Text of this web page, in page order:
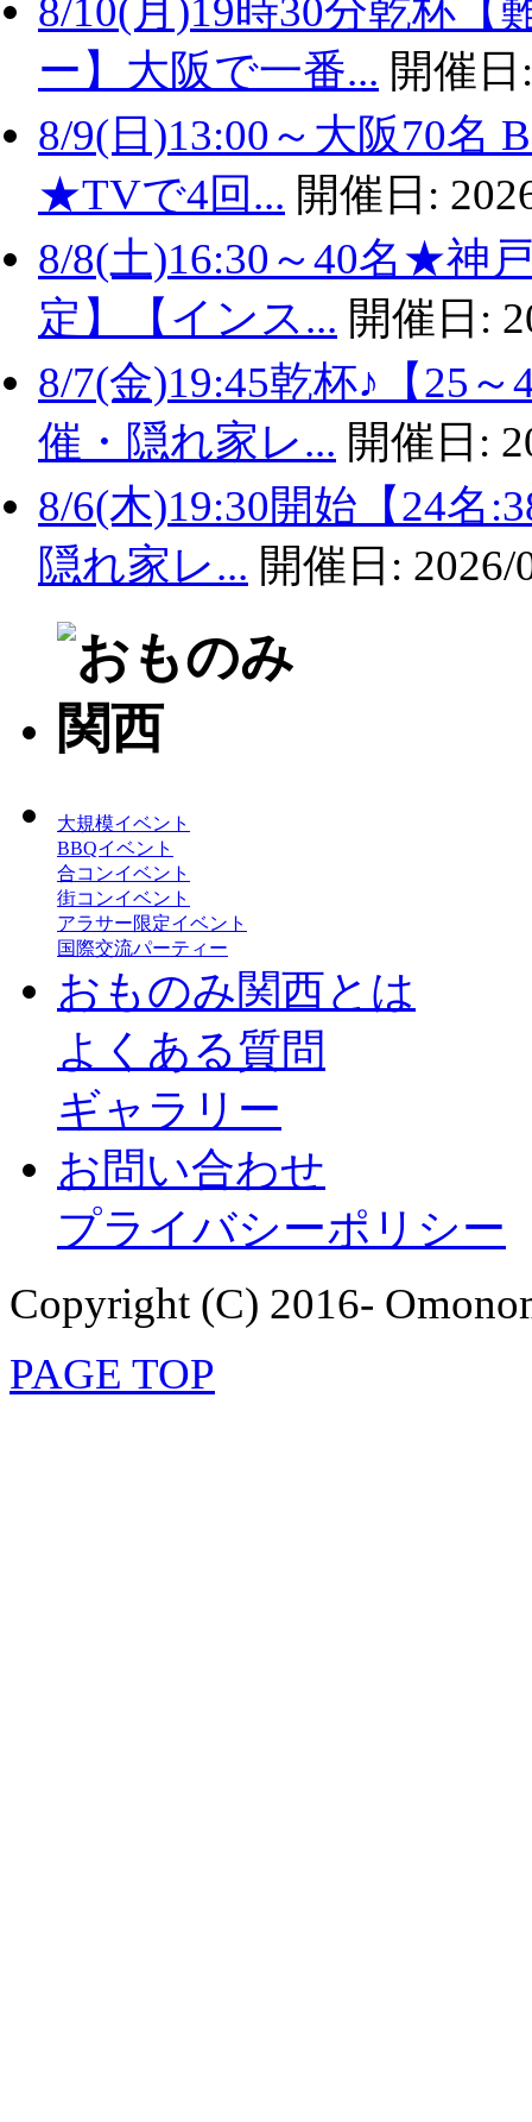
8/10(月)19時30分乾杯【
ー】大阪で一番... 開催
8/9(日)13:00～大阪70名
★TVで4回... 開催日:
8/8(土)16:30～40名★神
定】【インス... 開催日:
8/7(金)19:45乾杯♪【25
催・隠れ家レ... 開催日:
8/6(木)19:30開始【24名
隠れ家レ... 開催日: 2026/
大規模イベント
BBQイベント
合コンイベント
街コンイベント
アラサー限定イベント
国際交流パーティー
おものみ関西とは
よくある質問
ギャラリー
お問い合わせ
プライバシーポリシー
Copyright (C) 2016-
PAGE TOP